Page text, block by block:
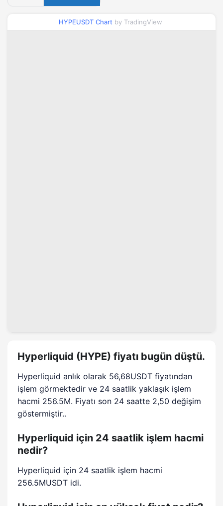
HYPEUSDT Chart by TradingView
Hyperliquid (HYPE) fiyatı bugün düştü.
Hyperliquid anlık olarak 56,68USDT fiyatından
işlem görmektedir ve 24 saatlik yaklaşık işlem
hacmi 256.5M. Fiyatı son 24 saatte 2,50 değişim
göstermiştir..
Hyperliquid için 24 saatlik işlem hacmi
nedir?
Hyperliquid için 24 saatlik işlem hacmi
256.5MUSDT idi.